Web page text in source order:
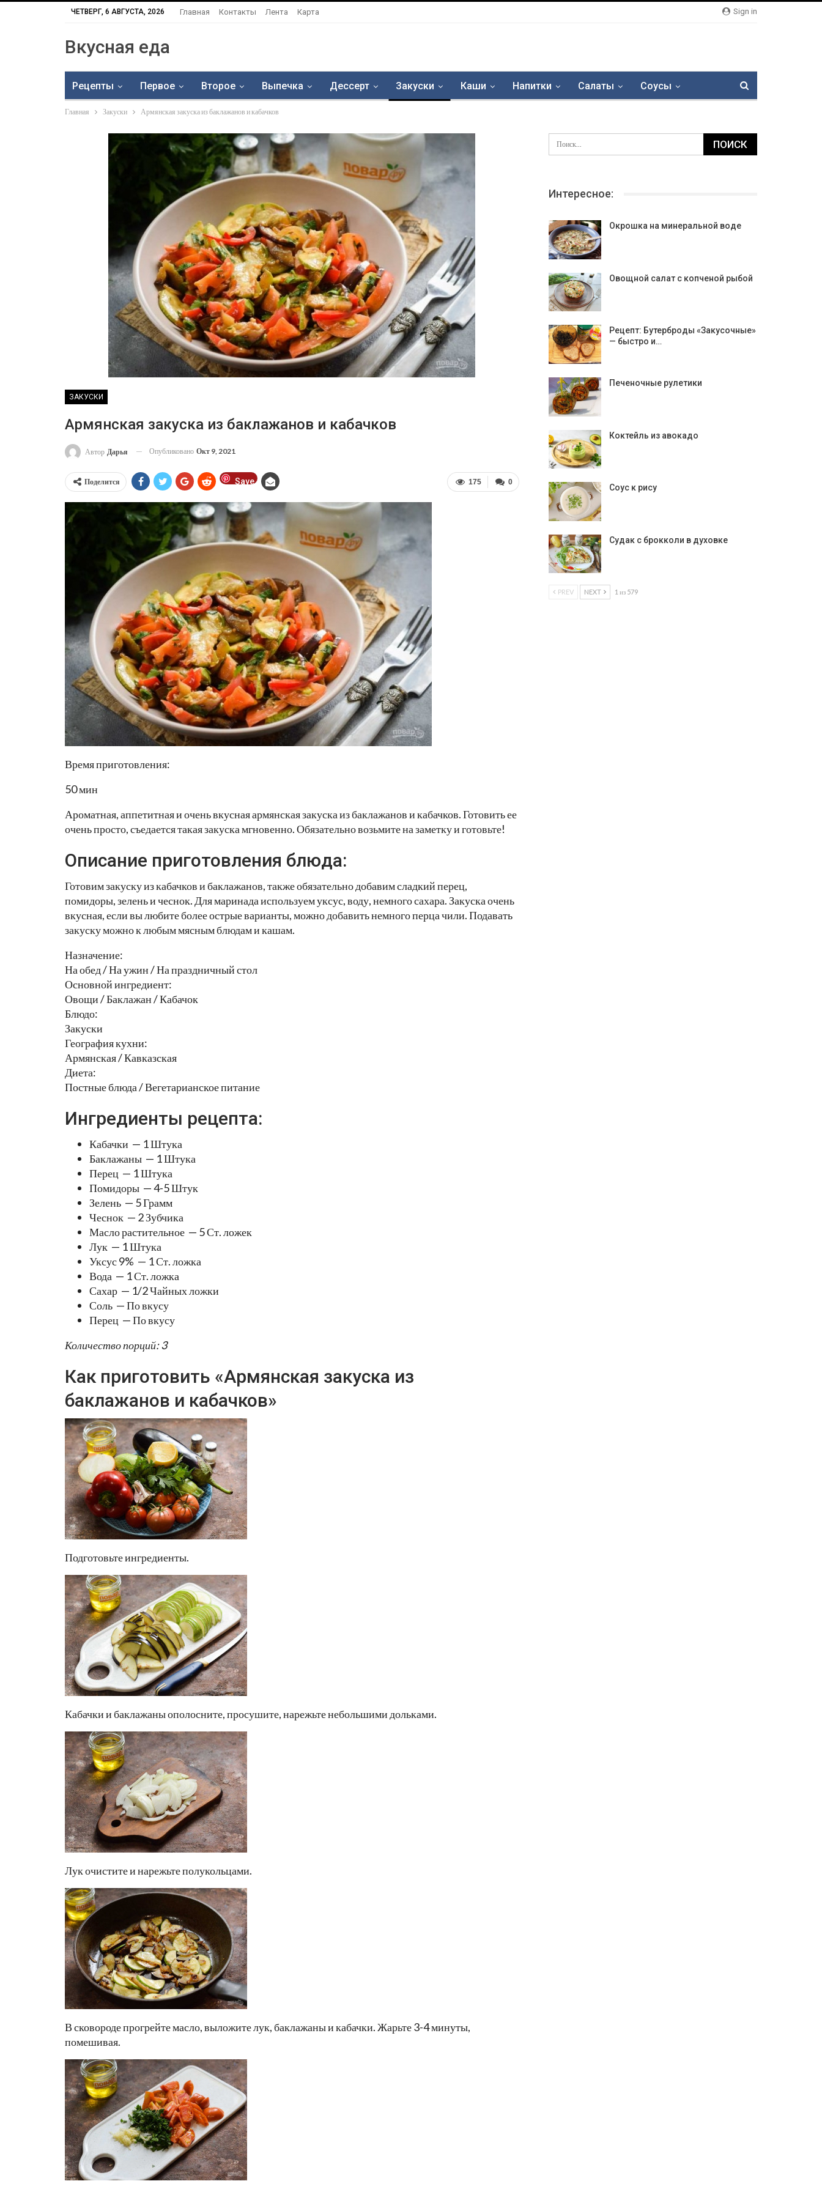
Sign in
ЧЕТВЕРГ, 6 АВГУСТА, 2026 Главная Контакты Лента Карта
Вкусная еда
Рецепты Первое Второе Выпечка Дессерт Закуски Каши Напитки Салаты Соусы
Главная Закуски Армянская закуска из баклажанов и кабачков
ЗАКУСКИ
Армянская закуска из баклажанов и кабачков
Автор Дарья Опубликовано Окт 9, 2021
0
175
Поделится Save
Время приготовления:
50 мин
Ароматная, аппетитная и очень вкусная армянская закуска из баклажанов и кабачков. Готовить ее
очень просто, съедается такая закуска мгновенно. Обязательно возьмите на заметку и готовьте!
Описание приготовления блюда:
Готовим закуску из кабачков и баклажанов, также обязательно добавим сладкий перец,
помидоры, зелень и чеснок. Для маринада используем уксус, воду, немного сахара. Закуска очень
вкусная, если вы любите более острые варианты, можно добавить немного перца чили. Подавать
закуску можно к любым мясным блюдам и кашам.
Назначение:
На обед / На ужин / На праздничный стол
Основной ингредиент:
Овощи / Баклажан / Кабачок
Блюдо:
Закуски
География кухни:
Армянская / Кавказская
Диета:
Постные блюда / Вегетарианское питание
Ингредиенты рецепта:
Кабачки — 1 Штука
Баклажаны — 1 Штука
Перец — 1 Штука
Помидоры — 4-5 Штук
Зелень — 5 Грамм
Чеснок — 2 Зубчика
Масло растительное — 5 Ст. ложек
Лук — 1 Штука
Уксус 9% — 1 Ст. ложка
Вода — 1 Ст. ложка
Сахар — 1/2 Чайных ложки
Соль — По вкусу
Перец — По вкусу
Количество порций: 3
Как приготовить «Армянская закуска из
баклажанов и кабачков»
Подготовьте ингредиенты.
Кабачки и баклажаны ополосните, просушите, нарежьте небольшими дольками.
Лук очистите и нарежьте полукольцами.
В сковороде прогрейте масло, выложите лук, баклажаны и кабачки. Жарьте 3-4 минуты,
помешивая.
Интересное:
Окрошка на минеральной воде
Овощной салат с копченой рыбой
Рецепт: Бутерброды «Закусочные»
— быстро и…
Печеночные рулетики
Коктейль из авокадо
Соус к рису
Судак с брокколи в духовке
PREV NEXT 1 из 579